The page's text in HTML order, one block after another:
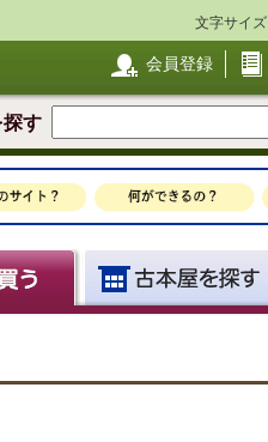
文字サイズ
会員登録
す